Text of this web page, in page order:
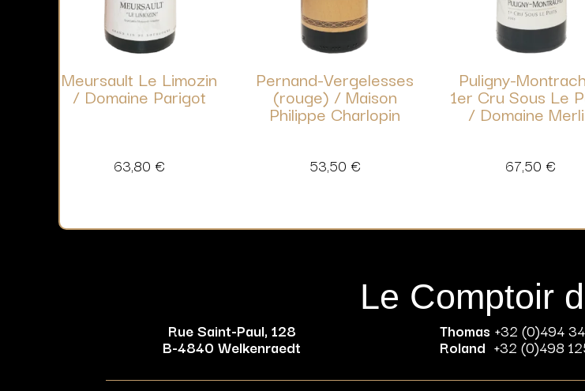
Meursault Le Limozin
/ Domaine Parigot
63,80 €
Pernand-Vergelesses
(rouge) / Maison
Philippe Charlopin
53,50 €
Puligny-
1er Cru Sous Le
/ Domaine
67,50 €
Le Comptoir
Rue Saint-Paul, 128
B-4840 Welkenraedt
Thomas +32 (0)494
Roland +32 (0)498